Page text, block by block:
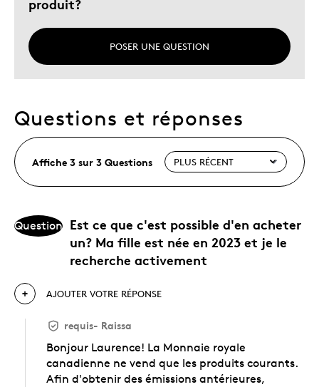
produit?
POSER UNE QUESTION
Questions et réponses
Affiche 3 sur 3 Questions
Question Est ce que c'est possible d'en acheter
un? Ma fille est née en 2023 et je le
recherche activement
AJOUTER VOTRE RÉPONSE
requis- Raissa
Bonjour Laurence! La Monnaie royale
canadienne ne vend que les produits courants.
Afin d'obtenir des émissions antérieures,